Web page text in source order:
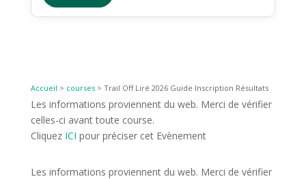
Accueil > courses> Trail Off Liré 2026 Guide Inscription Résultats
Les informations proviennent du web. Merci de vérifier
celles-ci avant toute course.
Cliquez ICI pour préciser cet Evènement
Les informations proviennent du web. Merci de vérifier